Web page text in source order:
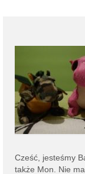
Cześć, jesteśmy
także Mon. Nie